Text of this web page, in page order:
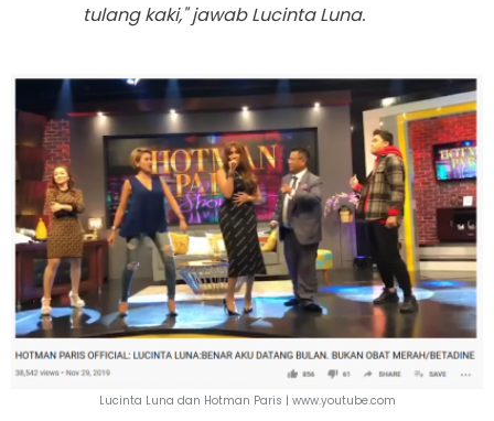
tulang kaki," jawab Lucinta Luna.
Lucinta Luna dan Hotman Paris | www.youtube.com